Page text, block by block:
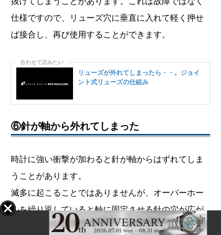
仕様ですので、リューズ穴に垂直に入れて軽く押せ
ば接合し、再び使用することができます。
リューズが外れてしまったら・・。ジョイ
ント式リューズの仕組み
⑥針が軸から外れてしまった
時計に強い衝撃が加わると針が軸からはずれてしま
うことがあります。
滅多に起こることではありませんが、オーバーホー
ルを繰り返していると軸に固定させる針の穴が広が
ってしまい、外れやすくなってしまうのです。